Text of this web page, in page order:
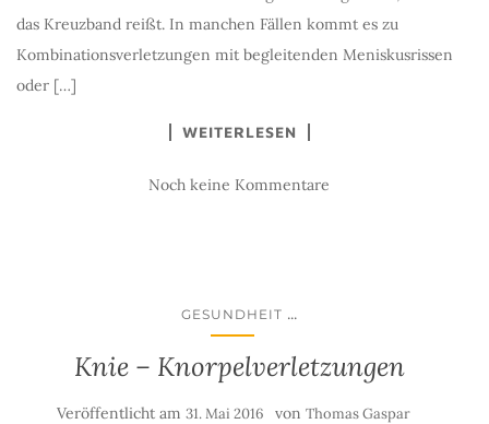
das Kreuzband reißt. In manchen Fällen kommt es zu
Kombinationsverletzungen mit begleitenden Meniskusrissen
oder […]
WEITERLESEN
Noch keine Kommentare
GESUNDHEIT ...
Knie – Knorpelverletzungen
Veröffentlicht am 31. Mai 2016 von Thomas Gaspar